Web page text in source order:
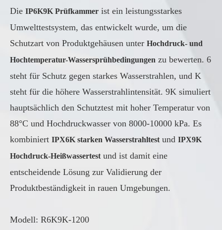
Die IP6K9K Prüfkammer ist ein leistungsstarkes
Umwelttestsystem, das entwickelt wurde, um die
Schutzart von Produktgehäusen unter Hochdruck- und
Hochtemperatur-Wassersprühbedingungen zu bewerten. 6
steht für Schutz gegen starkes Wasserstrahlen, und K
steht für die höhere Wasserstrahlintensität. 9K simuliert
hauptsächlich den Schutztest mit hoher Temperatur von
88°C und Hochdruckwasser von 8000-10000 kPa. Es
kombiniert IPX6K starken Wasserstrahltestund IPX9K
Hochdruck-Heißwassertestund ist damit eine
entscheidende Lösung zur Validierung der
Produktbeständigkeit in rauen Umgebungen.
Modell: R6K9K-1200